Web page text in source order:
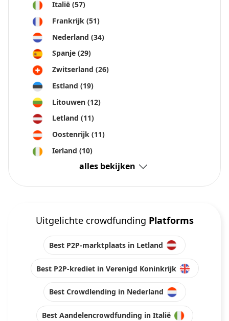
Italië (57)
Frankrijk (51)
Nederland (34)
Spanje (29)
Zwitserland (26)
Estland (19)
Litouwen (12)
Letland (11)
Oostenrijk (11)
Ierland (10)
alles bekijken
Uitgelichte crowdfunding Platforms
Best P2P-marktplaats in Letland
Best P2P-krediet in Verenigd Koninkrijk
Best Crowdlending in Nederland
Best Aandelencrowdfunding in Italië